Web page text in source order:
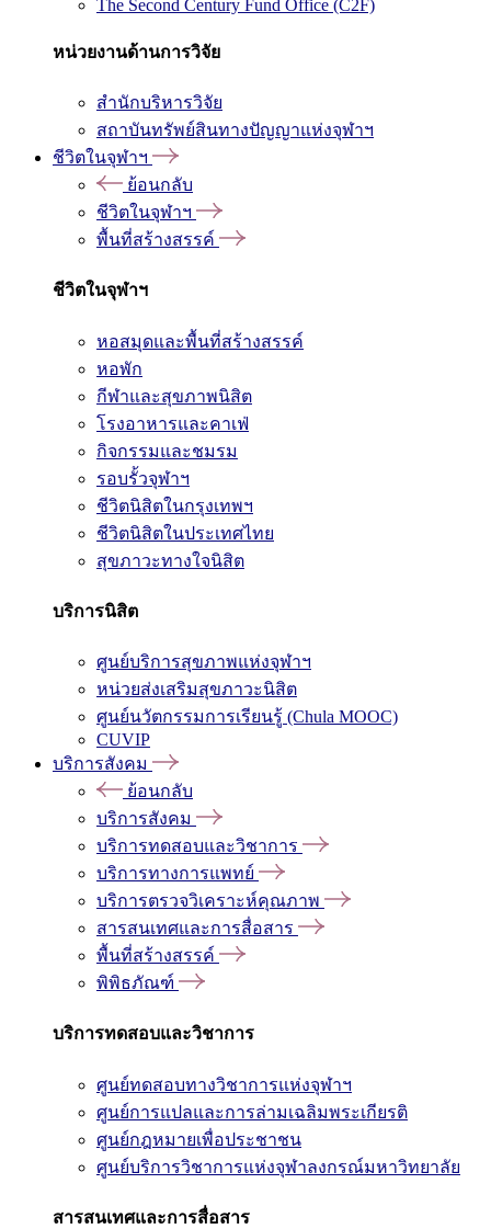
The Second Century Fund Office (C2F)
หน่วยงานด้านการวิจัย
สำนักบริหารวิจัย
สถาบันทรัพย์สินทางปัญญาแห่งจุฬาฯ
ชีวิตในจุฬาฯ
ย้อนกลับ
ชีวิตในจุฬาฯ
พื้นที่สร้างสรรค์
ชีวิตในจุฬาฯ
หอสมุดและพื้นที่สร้างสรรค์
หอพัก
กีฬาและสุขภาพนิสิต
โรงอาหารและคาเฟ่
กิจกรรมและชมรม
รอบรั้วจุฬาฯ
ชีวิตนิสิตในกรุงเทพฯ
ชีวิตนิสิตในประเทศไทย
สุขภาวะทางใจนิสิต
บริการนิสิต
ศูนย์บริการสุขภาพแห่งจุฬาฯ
หน่วยส่งเสริมสุขภาวะนิสิต
ศูนย์นวัตกรรมการเรียนรู้ (Chula MOOC)
CUVIP
บริการสังคม
ย้อนกลับ
บริการสังคม
บริการทดสอบและวิชาการ
บริการทางการแพทย์
บริการตรวจวิเคราะห์คุณภาพ
สารสนเทศและการสื่อสาร
พื้นที่สร้างสรรค์
พิพิธภัณฑ์
บริการทดสอบและวิชาการ
ศูนย์ทดสอบทางวิชาการแห่งจุฬาฯ
ศูนย์การแปลและการล่ามเฉลิมพระเกียรติ
ศูนย์กฎหมายเพื่อประชาชน
ศูนย์บริการวิชาการแห่งจุฬาลงกรณ์มหาวิทยาลัย
สารสนเทศและการสื่อสาร